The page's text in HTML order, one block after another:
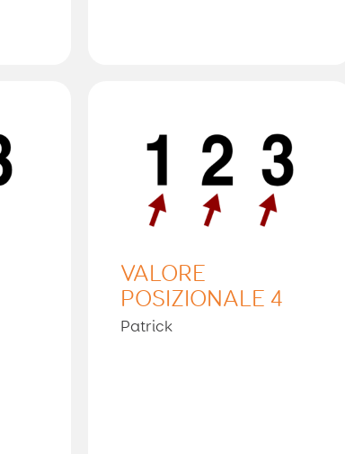
VALORE
POSIZIONALE 4
Patrick